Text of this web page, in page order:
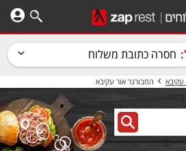
חסרה כתובת משלוח
עקיבא המבורגר אור עקיבא